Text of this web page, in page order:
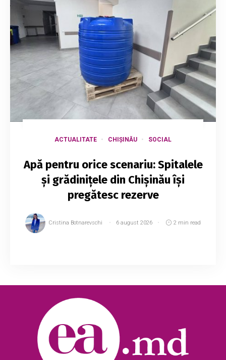
ACTUALITATE CHIȘINĂU SOCIAL
Apă pentru orice scenariu: Spitalele
și grădinițele din Chișinău își
pregătesc rezerve
Cristina Botnarevschi 6 august 2026 2 min read
Nistrului și a reducerii volumului de apă din lacul
d...